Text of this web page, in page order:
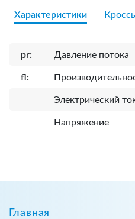
Характеристики
pr: Давление потока
fl:
Электрический
Напряжение
Главная